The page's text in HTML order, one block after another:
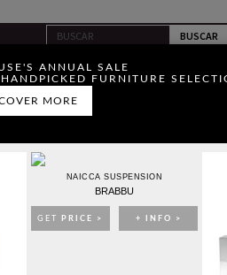
ANNUAL SALE
FURNITURE
MORE
NAICCA SUSPENSION
BRABBU
GET PRICE > + INFO >
INTERIORISTA EN